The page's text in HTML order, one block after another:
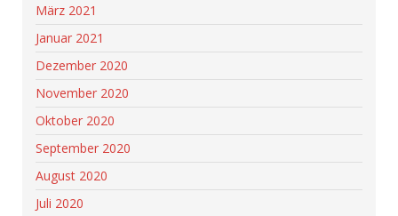
März 2021
Januar 2021
Dezember 2020
November 2020
Oktober 2020
September 2020
August 2020
Juli 2020